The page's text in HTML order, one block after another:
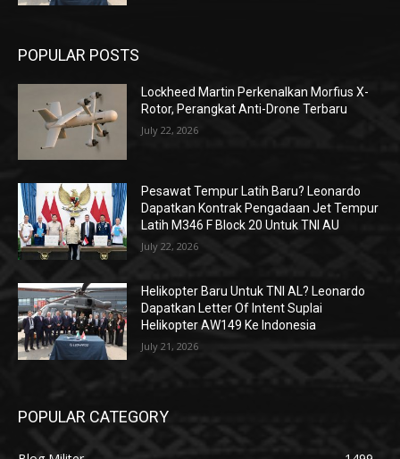
POPULAR POSTS
Lockheed Martin Perkenalkan Morfius X-
Rotor, Perangkat Anti-Drone Terbaru
July 22, 2026
Pesawat Tempur Latih Baru? Leonardo
Dapatkan Kontrak Pengadaan Jet Tempur
Latih M346 F Block 20 Untuk TNI AU
July 22, 2026
Helikopter Baru Untuk TNI AL? Leonardo
Dapatkan Letter Of Intent Suplai
Helikopter AW149 Ke Indonesia
July 21, 2026
POPULAR CATEGORY